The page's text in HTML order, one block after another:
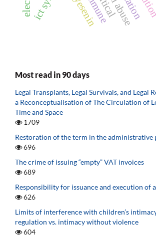
Most read in 90 days
Legal Transplants, Legal Survivals, and Legal
a Reconceptualisation of The Circulation of
Time and Space
1709
Restoration of the term in the administrative
696
The crime of issuing “empty” VAT invoices
689
Responsibility for issuance and execution of
626
Limits of interference with children’s
regulation vs. intimacy without violence
604